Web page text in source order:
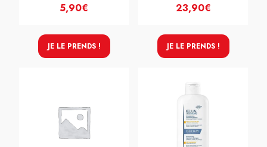
5,90€
JE LE PRENDS !
23,90€
JE LE PRENDS !